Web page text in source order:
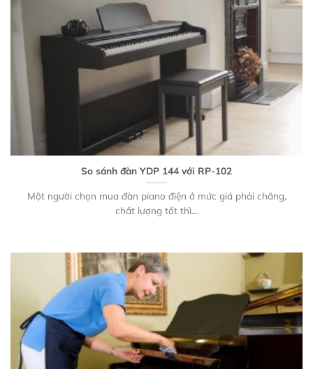
So sánh đàn YDP 144 với RP-102
Một người chọn mua đàn piano điện ở mức giá phải chăng,
chất lượng tốt thì...